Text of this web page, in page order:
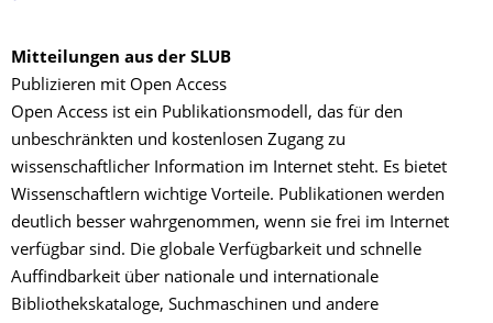
Mitteilungen aus der SLUB
Publizieren mit Open Access
Open Access ist ein Publikationsmodell, das für den
unbeschränkten und kostenlosen Zugang zu
wissenschaftlicher Information im Internet steht. Es bietet
Wissenschaftlern wichtige Vorteile. Publikationen werden
deutlich besser wahrgenommen, wenn sie frei im Internet
verfügbar sind. Die globale Verfügbarkeit und schnelle
Auffindbarkeit über nationale und internationale
Bibliothekskataloge, Suchmaschinen und andere